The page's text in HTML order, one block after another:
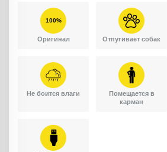
100%
Оригинал Отпугивает собак
Не боится влаги
Помещается в
карман